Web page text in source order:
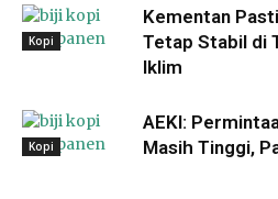
Kopi
Kementan
Tetap Stabil di
Iklim
Kopi
AEKI:
Masih Tinggi,